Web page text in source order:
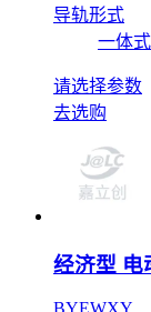
导轨形式
一体
请选择参数
去选购
经济型 电
BYEWXY